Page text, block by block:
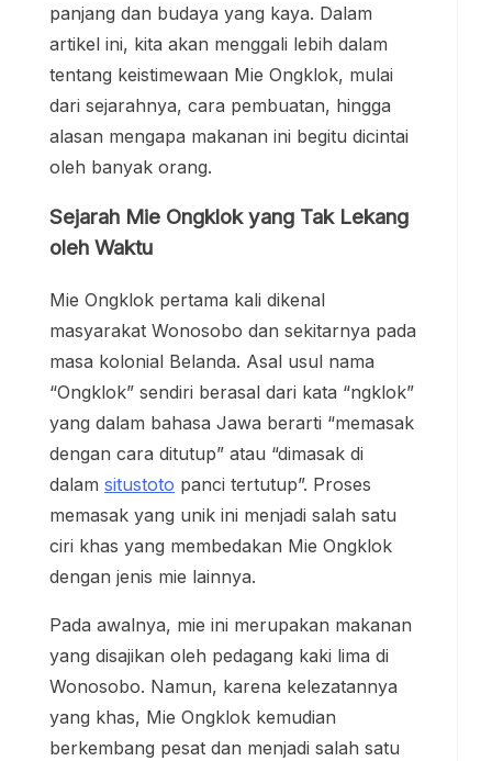
panjang dan budaya yang kaya. Dalam
artikel ini, kita akan menggali lebih dalam
tentang keistimewaan Mie Ongklok, mulai
dari sejarahnya, cara pembuatan, hingga
alasan mengapa makanan ini begitu dicintai
oleh banyak orang.
Sejarah Mie Ongklok yang Tak Lekang
oleh Waktu
Mie Ongklok pertama kali dikenal
masyarakat Wonosobo dan sekitarnya pada
masa kolonial Belanda. Asal usul nama
“Ongklok” sendiri berasal dari kata “ngklok”
yang dalam bahasa Jawa berarti “memasak
dengan cara ditutup” atau “dimasak di
dalam situstoto panci tertutup”. Proses
memasak yang unik ini menjadi salah satu
ciri khas yang membedakan Mie Ongklok
dengan jenis mie lainnya.
Pada awalnya, mie ini merupakan makanan
yang disajikan oleh pedagang kaki lima di
Wonosobo. Namun, karena kelezatannya
yang khas, Mie Ongklok kemudian
berkembang pesat dan menjadi salah satu